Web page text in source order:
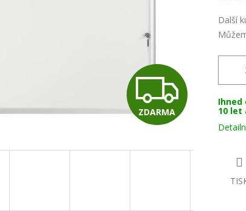
Z
D
ZDARMA
Další
Ihned
10 let